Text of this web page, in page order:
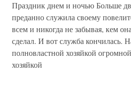
Праздник днем и ночью Больше
преданно служила своему
всем и никогда не забывая, кем
сделал. И вот служба кончилась.
полновластной хозяйкой
хозяйкой